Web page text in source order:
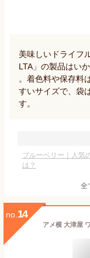
美味しいドライフ
LTA」の製品はい
。着色料や保存料
すいサイズで、袋
す。
ブルーベリー｜人気
は？
全
no. 14